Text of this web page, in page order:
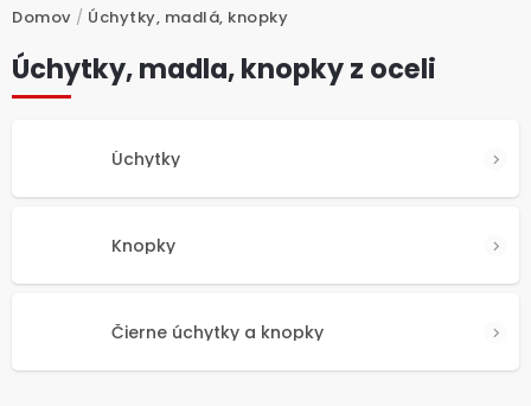
Domov / Úchytky, madlá, knopky
Úchytky, madla, knopky z oceli
Úchytky
Knopky
Čierne úchytky a knopky